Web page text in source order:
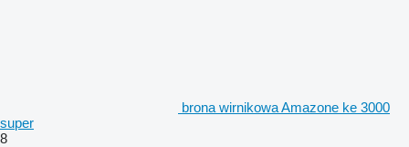
brona wirnikowa Amazone ke 3000
super
8